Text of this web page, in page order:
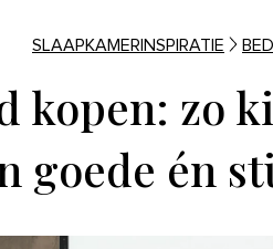
SLAAPKAMERINSPIRATIE
kopen: zo
goede én